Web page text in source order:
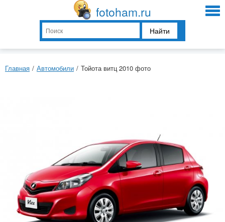
fotoham.ru
Найти
Главная / Автомобили / Тойота витц 2010 фото